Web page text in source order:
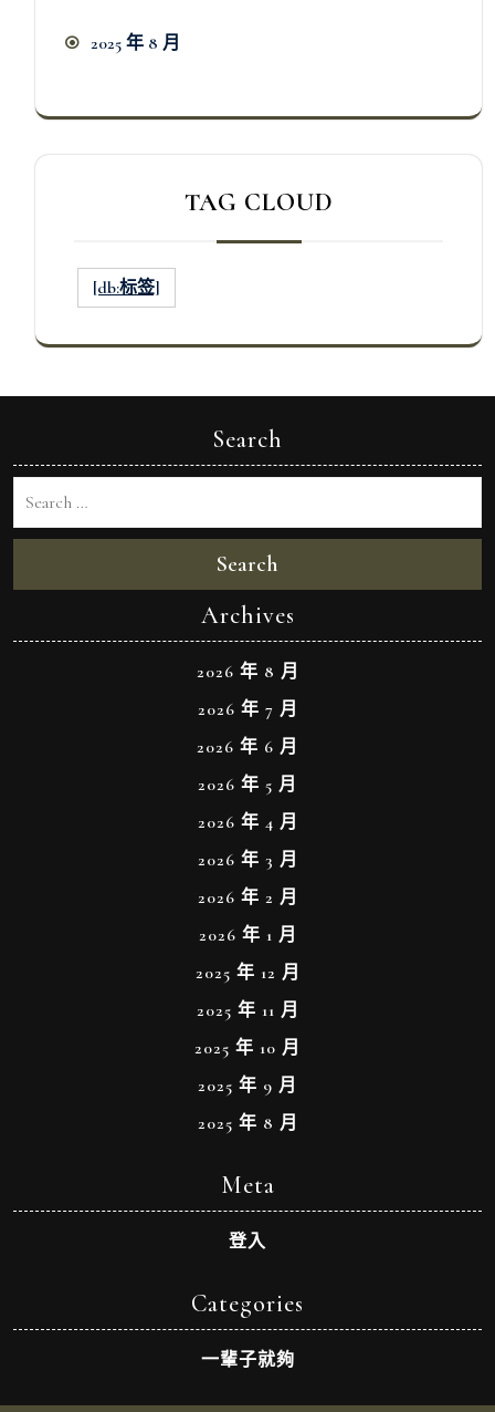
2025 年 8 月
TAG CLOUD
[db:标签]
Search
Search
Archives
2026 年 8 月
2026 年 7 月
2026 年 6 月
2026 年 5 月
2026 年 4 月
2026 年 3 月
2026 年 2 月
2026 年 1 月
2025 年 12 月
2025 年 11 月
2025 年 10 月
2025 年 9 月
2025 年 8 月
Meta
登入
Categories
一輩子就夠